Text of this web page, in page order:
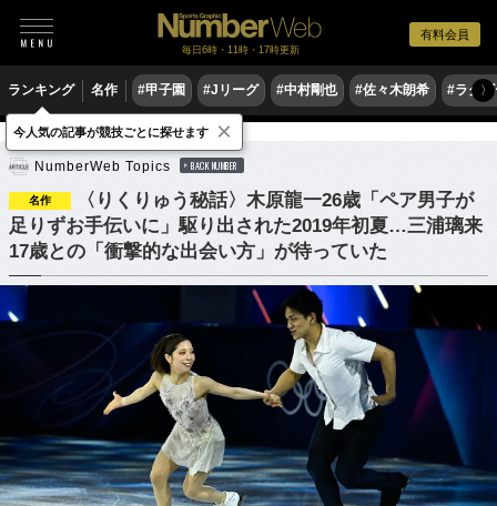
有料会員
毎日6時・11時・17時更新
ランキング 名作 #甲子園 #Jリーグ #中村剛也 #佐々木朗希 #ラグ〉
フィギュアスケート
NumberWeb Topics BACK NUMBER
名作
〈りくりゅう秘話〉木原龍一26歳「ペア男子が
足りずお手伝いに」駆り出された2019年初夏…三浦璃来
17歳との「衝撃的な出会い方」が待っていた
今人気の記事が競技ごとに探せます ×